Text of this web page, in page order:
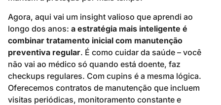
Agora, aqui vai um insight valioso que aprendi ao
longo dos anos: a estratégia mais inteligente é
combinar tratamento inicial com manutenção
preventiva regular. É como cuidar da saúde – você
não vai ao médico só quando está doente, faz
checkups regulares. Com cupins é a mesma lógica.
Oferecemos contratos de manutenção que incluem
visitas periódicas, monitoramento constante e